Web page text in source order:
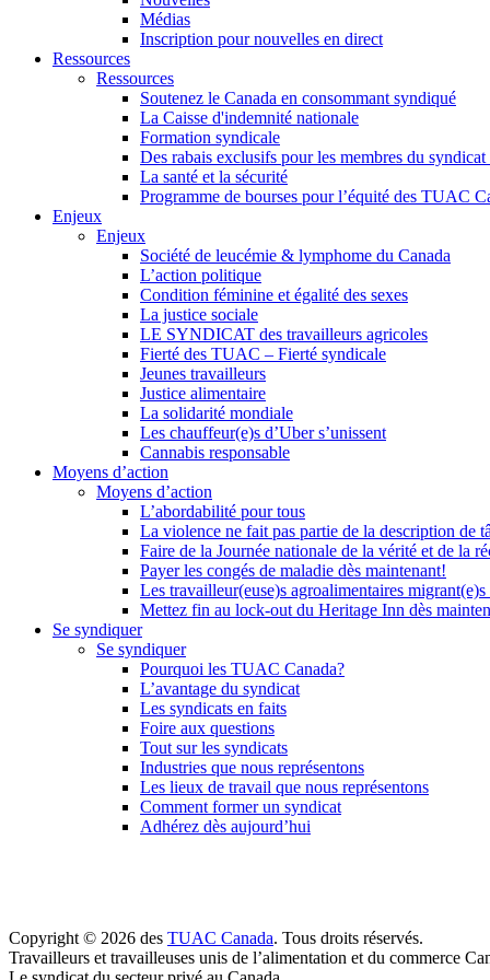
Médias
Inscription pour nouvelles en direct
Ressources
Ressources
Soutenez le Canada en consommant syndiqué
La Caisse d'indemnité nationale
Formation syndicale
Des rabais exclusifs pour les membres du
La santé et la sécurité
Programme de bourses pour l’équité des TUAC
Enjeux
Enjeux
Société de leucémie & lymphome du Canada
L’action politique
Condition féminine et égalité des sexes
La justice sociale
LE SYNDICAT des travailleurs agricoles
Fierté des TUAC – Fierté syndicale
Jeunes travailleurs
Justice alimentaire
La solidarité mondiale
Les chauffeur(e)s d’Uber s’unissent
Cannabis responsable
Moyens d’action
Moyens d’action
L’abordabilité pour tous
La violence ne fait pas partie de la description de
Faire de la Journée nationale de la vérité et de la
Payer les congés de maladie dès maintenant!
Les travailleur(euse)s agroalimentaires
Mettez fin au lock-out du Heritage Inn dès
Se syndiquer
Se syndiquer
Pourquoi les TUAC Canada?
L’avantage du syndicat
Les syndicats en faits
Foire aux questions
Tout sur les syndicats
Industries que nous représentons
Les lieux de travail que nous représentons
Comment former un syndicat
Adhérez dès aujourd’hui
Copyright © 2026 des TUAC Canada. Tous droits réservés.
Travailleurs et travailleuses unis de l’alimentation et du commerce